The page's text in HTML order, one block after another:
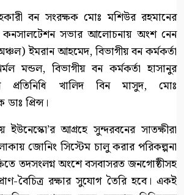
বন সংরক্ষক মোঃ মশিউর রহমানের
কনসালটেশন সভার আলোচনায় অংশ নেন
ইমরান আহমেদ, বিভাগীয় বন কর্মকর্তা
মন্ডল, বিভাগীয় বন কর্মকর্তা হাসানুর
প্রতিনিধি খালিদ বিন মাসুদ, মোঃ
প্রিন্স।
ইউনেস্কো’র আগ্রহে সুন্দরবনের সাতক্ষীরা
জোনিং সিস্টেম চালু করার পরিকল্পনা
তদসংলগ্ন অংশে বসবাসরত জনগোষ্ঠীসহ
বৈচিত্র রক্ষার সুযোগ তৈরি হবে। একই